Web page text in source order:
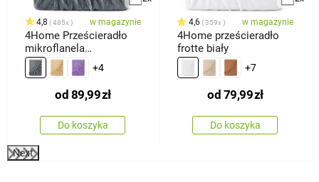
4,8 485x w magazynie
4Home Prześcieradło
mikroflanela
ciemnoszary
+4
od 89,99zł
Do koszyka
4,6 359x w magazynie
4Home prześcieradło
frotte biały
+7
od 79,99zł
Do koszyka
Next